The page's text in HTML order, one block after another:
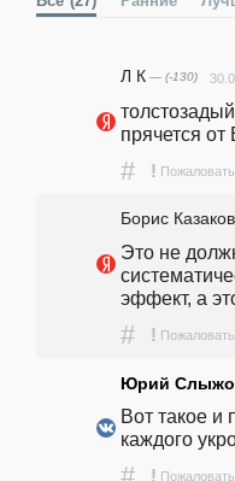
Л К — (-130)
прячется
# !
Борис Казаков
Это не
эффект, а
# !
Юрий
Вот такое и
каждого
!